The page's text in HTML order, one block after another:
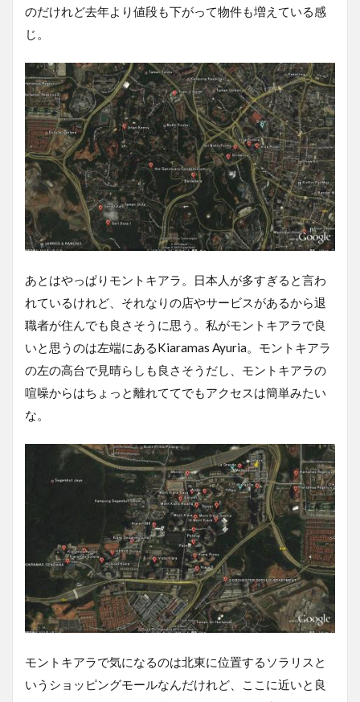
のだけれど去年より値段も下がって物件も増えている感
じ。
あとはやっぱりモントキアラ。日本人が多すぎると言わ
れているけれど、それなりの店やサービスがあるから退
職者が住んでも良さそうに思う。私がモントキアラで良
いと思うのは左端にあるKiaramas Ayuria。モントキアラ
の左の高台で見晴らしも良さそうだし、モントキアラの
喧噪からはちょっと離れててでもアクセスは簡単みたい
な。
モントキアラで気になるのは北東に位置するソラリスと
いうショッピングモールなんだけれど、ここに近いと良